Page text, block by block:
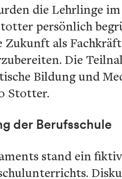
die Lehrlinge
persönlich
Zukunft als
Die
Bildung und
Stotter.
der Berufsschule
stand ein